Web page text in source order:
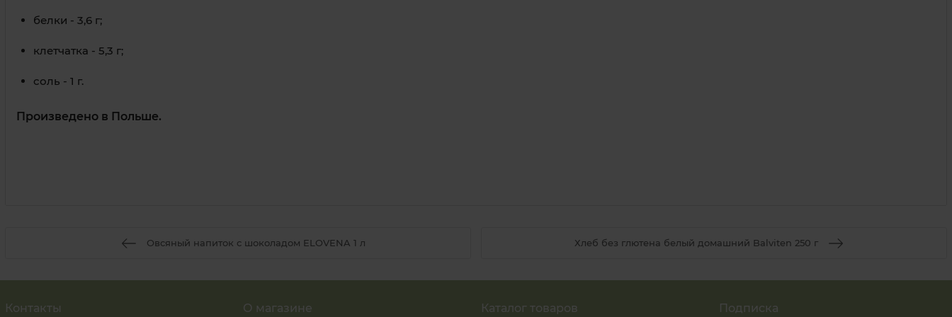
белки - 3,6 г;
клетчатка - 5,3 г;
соль - 1 г.
Произведено в Польше.
Овсяный напиток с шоколадом ELOVENA 1 л Хлеб без глютена белый домашний Balviten 250 г
Контакты О магазине Каталог товаров Подписка